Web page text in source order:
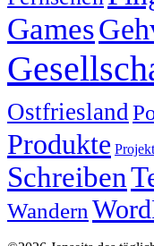
Games
Ostfriesland
Produkte
Schreiben
Wandern